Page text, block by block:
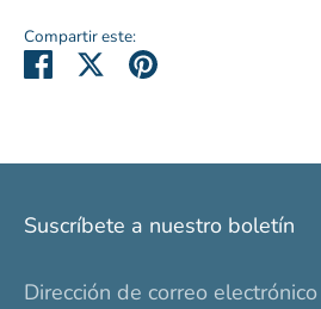
Compartir este:
Compartir
TuitearHacer
Suscríbete a nuestro boletín
Dirección de correo electrónico